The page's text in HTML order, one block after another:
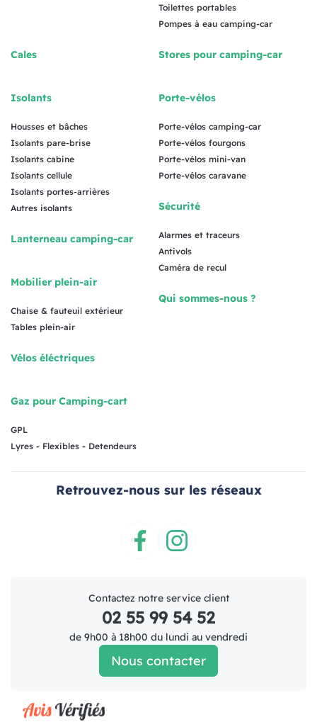
Toilettes portables
Pompes à eau camping-car
Cales
Isolants
Housses et bâches
Isolants pare-brise
Isolants cabine
Isolants cellule
Isolants portes-arrières
Autres isolants
Lanterneau camping-car
Mobilier plein-air
Chaise & fauteuil extérieur
Tables plein-air
Vélos éléctriques
Gaz pour Camping-cart
GPL
Lyres - Flexibles - Detendeurs
Stores pour camping-car
Porte-vélos
Porte-vélos camping-car
Porte-vélos fourgons
Porte-vélos mini-van
Porte-vélos caravane
Sécurité
Alarmes et traceurs
Antivols
Caméra de recul
Qui sommes-nous ?
Retrouvez-nous sur les réseaux
Contactez notre service client
02 55 99 54 52
de 9h00 à 18h00 du lundi au vendredi
Nous contacter